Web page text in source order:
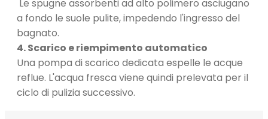
Le spugne assorbenti ad alto polimero asciugano
a fondo le suole pulite, impedendo l'ingresso del
bagnato.
4. Scarico e riempimento automatico
Una pompa di scarico dedicata espelle le acque
reflue. L'acqua fresca viene quindi prelevata per il
ciclo di pulizia successivo.